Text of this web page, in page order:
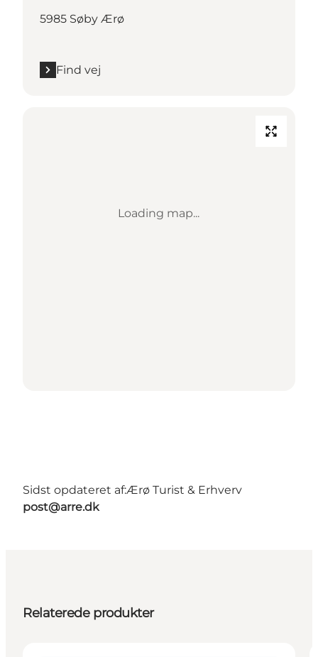
5985 Søby Ærø
Find vej
Loading map...
Sidst opdateret af:Ærø Turist & Erhverv
post@arre.dk
Relaterede produkter